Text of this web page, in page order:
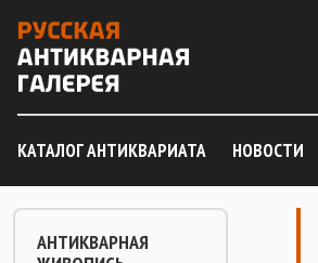
КАТАЛОГ АНТИКВАРИАТА НОВОСТИ
АНТИКВАРНАЯ